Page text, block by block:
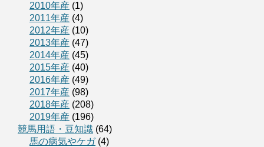
2010年産 (1)
2011年産 (4)
2012年産 (10)
2013年産 (47)
2014年産 (45)
2015年産 (40)
2016年産 (49)
2017年産 (98)
2018年産 (208)
2019年産 (196)
競馬用語・豆知識 (64)
馬の病気やケガ(4)